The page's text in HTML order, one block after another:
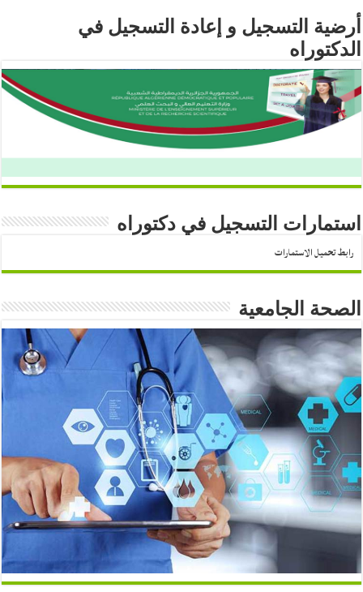
أرضية التسجيل و إعادة التسجيل في
الدكتوراه
استمارات التسجيل في دكتوراه
رابط تحميل الاستمارات
الصحة الجامعية